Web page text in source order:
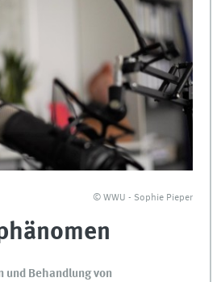
© WWU - Sophie Pieper
und Behandlung von